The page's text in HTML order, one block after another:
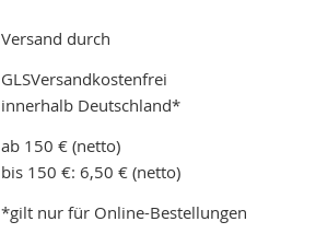
Versand durch
GLSVersandkostenfrei
innerhalb Deutschland*
ab 150 € (netto)
bis 150 €: 6,50 € (netto)
*gilt nur für Online-Bestellungen